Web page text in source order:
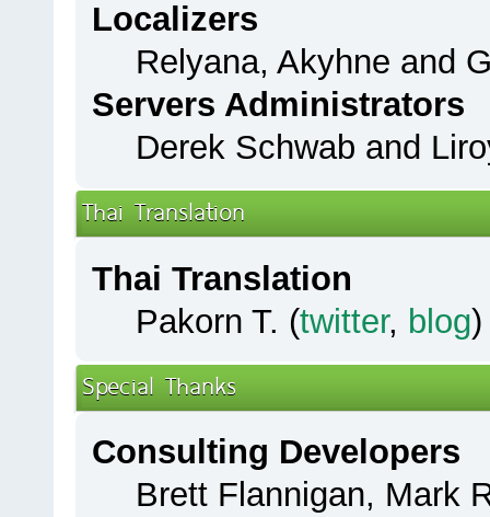
Localizers
Relyana, Akyhne and
Servers Administrators
Derek Schwab and
Thai Translation
Thai Translation
Pakorn T. (twitter, blog)
Special Thanks
Consulting Developers
Brett Flannigan, Mark